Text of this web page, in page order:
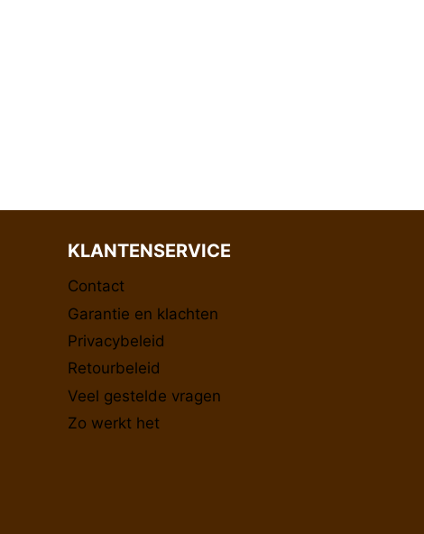
KLANTENSERVICE
Contact
Garantie en klachten
Privacybeleid
Retourbeleid
Veel gestelde vragen
Zo werkt het